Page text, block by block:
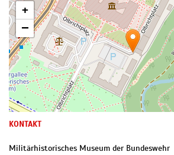
+
−
KONTAKT
Militärhistorisches Museum der Bundeswehr